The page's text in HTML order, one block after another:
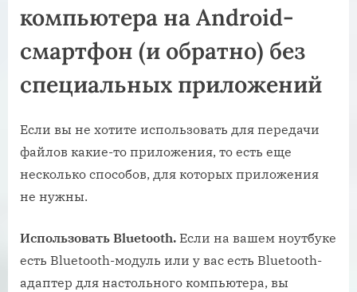
компьютера на Android-
смартфон (и обратно) без
специальных приложений
Если вы не хотите использовать для передачи
файлов какие-то приложения, то есть еще
несколько способов, для которых приложения
не нужны.
Использовать Bluetooth. Если на вашем ноутбуке
есть Bluetooth-модуль или у вас есть Bluetooth-
адаптер для настольного компьютера, вы